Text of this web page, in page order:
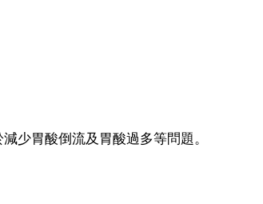
少胃酸倒流及胃酸過多等問題。